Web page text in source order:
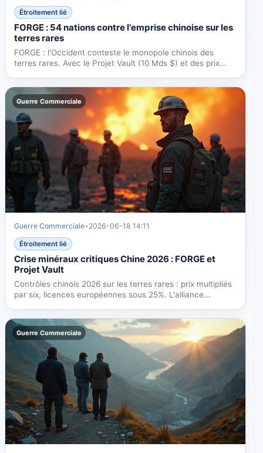
Étroitement lié
FORGE : 54 nations contre l'emprise chinoise sur les
terres rares
FORGE : l'Occident conteste le monopole chinois des
terres rares. Avec le Projet Vault (10 Mds $) et des prix...
Guerre Commerciale
Guerre Commerciale• 2026-06-18 14:11
Étroitement lié
Crise minéraux critiques Chine 2026 : FORGE et
Projet Vault
Contrôles chinois 2026 sur les terres rares : prix multipliés
par six, licences européennes sous 25%. L'alliance...
Guerre Commerciale